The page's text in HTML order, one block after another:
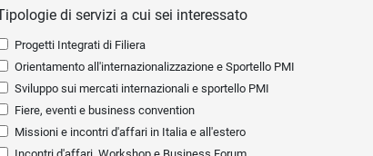
di servizi a cui sei interessato
Progetti Integrati di Filiera
Orientamento all'internazionalizzazione e Sportello PMI
Sviluppo sui mercati internazionali e sportello PMI
Fiere, eventi e business convention
Missioni e incontri d'affari in Italia e all'estero